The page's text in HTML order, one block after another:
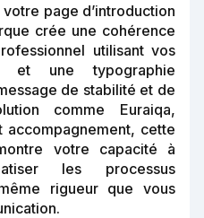
page d’introduction
crée une cohérence
utilisant vos
et une typographie
de stabilité et de
comme Euraiqa,
accompagnement, cette
votre capacité à
les processus
rigueur que vous